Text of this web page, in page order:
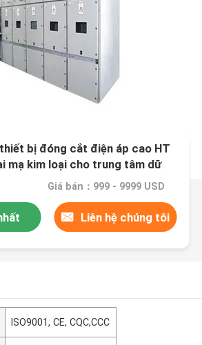
bị đóng cắt điện áp cao HT
mạ kim loại cho trung tâm dữ
Giá bán：999 - 9999 USD
Liên hệ chúng tôi
ISO9001, CE, CQC,CCC